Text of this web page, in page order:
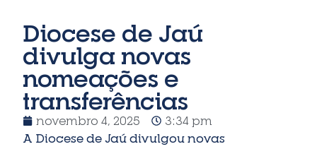
Diocese de Jaú
divulga novas
nomeações e
transferências
novembro 4, 2025
3:34 pm
A Diocese de Jaú divulgou novas